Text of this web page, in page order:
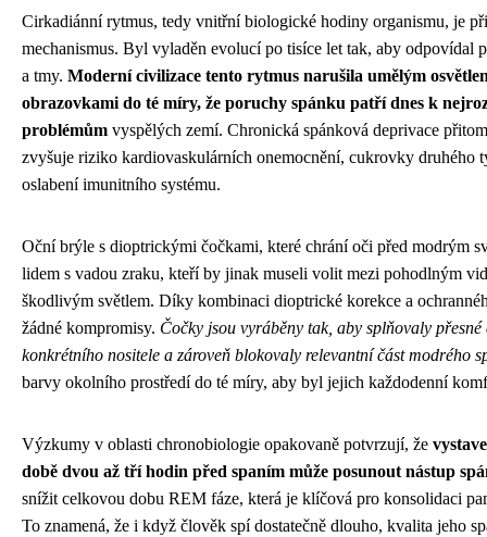
Cirkadiánní rytmus, tedy vnitřní biologické hodiny organismu, je
mechanismus. Byl vyladěn evolucí po tisíce let tak, aby odpovídal
a tmy. Moderní civilizace tento rytmus narušila umělým
obrazovkami do té míry, že poruchy spánku patří dnes k
problémům vyspělých zemí. Chronická spánková deprivace
zvyšuje riziko kardiovaskulárních onemocnění, cukrovky druhého
oslabení imunitního systému.
Oční brýle s dioptrickými čočkami, které chrání oči před modrým
lidem s vadou zraku, kteří by jinak museli volit mezi pohodlným
škodlivým světlem. Díky kombinaci dioptrické korekce a
žádné kompromisy. Čočky jsou vyráběny tak, aby splňovaly
konkrétního nositele a zároveň blokovaly relevantní část modrého
barvy okolního prostředí do té míry, aby byl jejich každodenní
Výzkumy v oblasti chronobiologie opakovaně potvrzují, že
době dvou až tří hodin před spaním může posunout nástup
snížit celkovou dobu REM fáze, která je klíčová pro konsolidaci
To znamená, že i když člověk spí dostatečně dlouho, kvalita jeho